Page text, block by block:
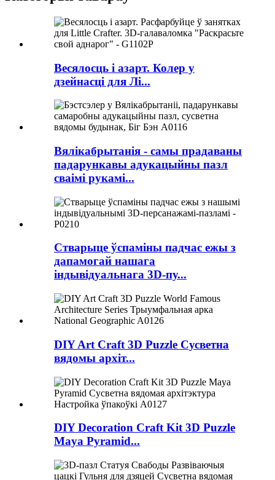
Весялосць і азарт. Колер у
дзейнасці для Лі...
Вялікабрытанія - самы прадаваны
падарункавы адукацыйны пазл
сваімі рукамі...
Стварыце ўспаміны падчас ежы з
дапамогай нашага
індывідуальнага 3D-пу...
DIY Art Craft 3D Puzzle Сусветна
вядомы архіт...
DIY Decoration Craft Kit 3D Puzzle
Maya Pyramid...